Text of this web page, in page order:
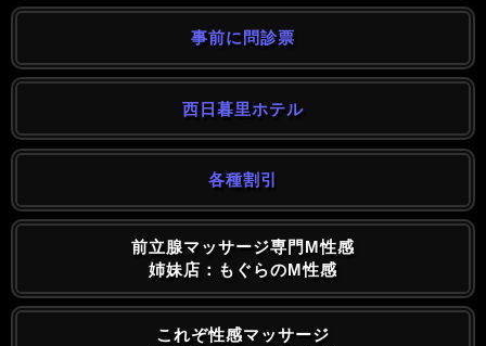
事前に問診票
西日暮里ホテル
各種割引
前立腺マッサージ専門M性感
姉妹店：もぐらのM性感
これぞ性感マッサージ